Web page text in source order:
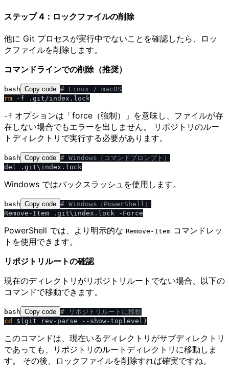
ステップ 4：ロックファイルの削除
他に Git プロセスが実行中でないことを確認したら、ロッ
クファイルを削除します。
コマンドラインでの削除（推奨）
bash Copy code # Linux / macOS
rm
-f オプションは「force（強制）」を意味し、ファイルが存
在しない場合でもエラーを出しません。 リポジトリのルー
トディレクトリで実行する必要があります。
bash Copy code # Windows（コマンドプロンプト）
Windows ではバックスラッシュを使用します。
bash Copy code # Windows（PowerShell）
PowerShell では、より明示的な Remove-Item コマンドレッ
トを使用できます。
リポジトリルートの確認
現在のディレクトリがリポジトリルートでない場合、以下の
コマンドで移動できます。
bash Copy code # リポジトリルートに移動
cd
このコマンドは、現在いるディレクトリがサブディレクトリ
であっても、リポジトリのルートディレクトリに移動しま
す。 その後、ロックファイルを削除すれば確実ですね。